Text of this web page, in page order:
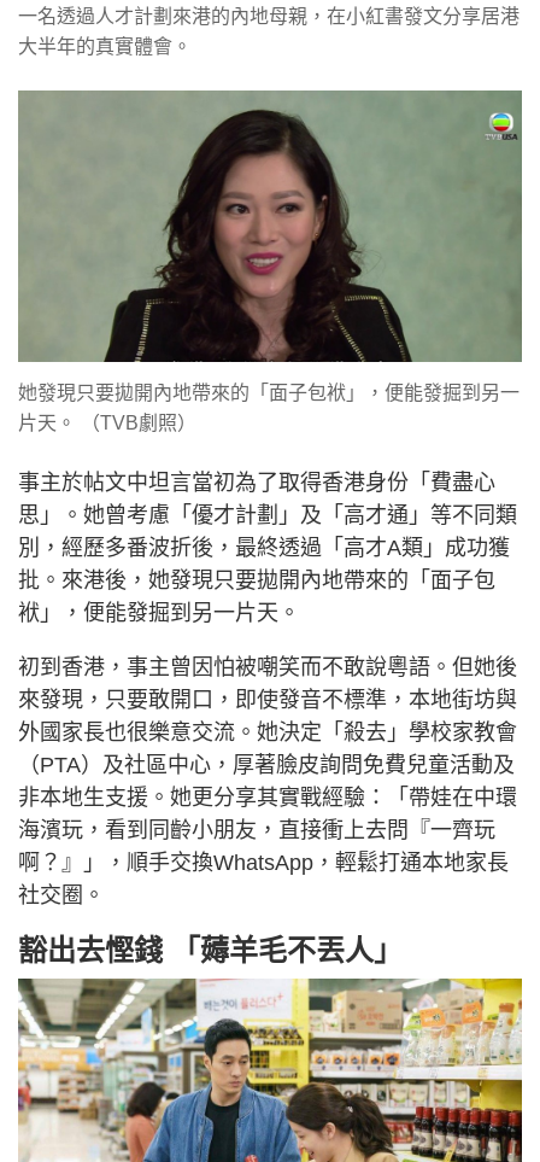
一名透過人才計劃來港的內地母親，在小紅書發文分享居港
大半年的真實體會。
她發現只要拋開內地帶來的「面子包袱」，便能發掘到另一
片天。 （TVB劇照）
事主於帖文中坦言當初為了取得香港身份「費盡心
思」。她曾考慮「優才計劃」及「高才通」等不同類
別，經歷多番波折後，最終透過「高才A類」成功獲
批。來港後，她發現只要拋開內地帶來的「面子包
袱」，便能發掘到另一片天。
初到香港，事主曾因怕被嘲笑而不敢說粵語。但她後
來發現，只要敢開口，即使發音不標準，本地街坊與
外國家長也很樂意交流。她決定「殺去」學校家教會
（PTA）及社區中心，厚著臉皮詢問免費兒童活動及
非本地生支援。她更分享其實戰經驗：「帶娃在中環
海濱玩，看到同齡小朋友，直接衝上去問『一齊玩
啊？』」，順手交換WhatsApp，輕鬆打通本地家長
社交圈。
豁出去慳錢 「薅羊毛不丟人」